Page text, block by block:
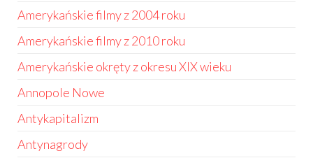
Amerykańskie filmy z 2004 roku
Amerykańskie filmy z 2010 roku
Amerykańskie okręty z okresu XIX wieku
Annopole Nowe
Antykapitalizm
Antynagrody